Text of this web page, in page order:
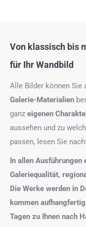
Von klassisch bis
für Ihr Wandbild
Alle Bilder können Sie
Galerie-Materialien
ganz eigenen
aussehen und zu
passen, lesen Sie
In allen Ausführungen
Galeriequalität,
Die Werke werden in
kommen
Tagen zu Ihnen nach